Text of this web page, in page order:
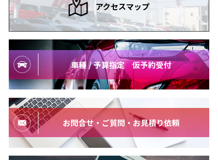
アクセスマップ
車種 / 予算指定 仮予約受付
お問合せ・ご質問・お見積り依頼